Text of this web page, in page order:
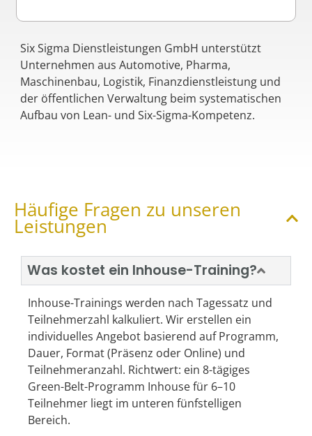
Six Sigma Dienstleistungen GmbH unterstützt
Unternehmen aus Automotive, Pharma,
Maschinenbau, Logistik, Finanzdienstleistung und
der öffentlichen Verwaltung beim systematischen
Aufbau von Lean- und Six-Sigma-Kompetenz.
Häufige Fragen zu unseren
Leistungen
Was kostet ein Inhouse-Training?
Inhouse-Trainings werden nach Tagessatz und
Teilnehmerzahl kalkuliert. Wir erstellen ein
individuelles Angebot basierend auf Programm,
Dauer, Format (Präsenz oder Online) und
Teilnehmeranzahl. Richtwert: ein 8-tägiges
Green-Belt-Programm Inhouse für 6–10
Teilnehmer liegt im unteren fünfstelligen
Bereich.